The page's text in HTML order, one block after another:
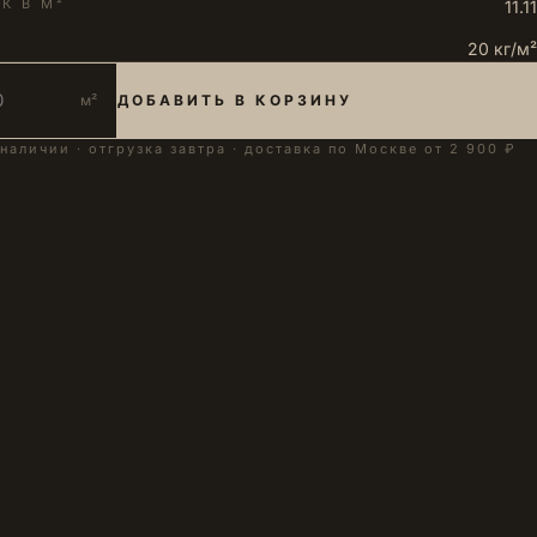
В М² 11.11
20 кг/м²
м² ДОБАВИТЬ В КОРЗИНУ
· отгрузка завтра · доставка по Москве от 2 900 ₽